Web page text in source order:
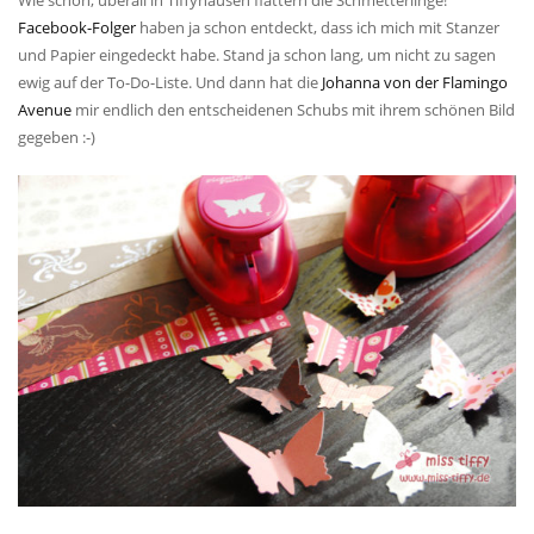
Facebook-Folger haben ja schon entdeckt, dass ich mich mit Stanzer
und Papier eingedeckt habe. Stand ja schon lang, um nicht zu sagen
ewig auf der To-Do-Liste. Und dann hat die Johanna von der Flamingo
Avenue mir endlich den entscheidenen Schubs mit ihrem schönen Bild
gegeben :-)